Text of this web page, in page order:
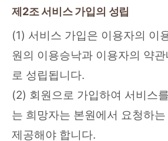
제2조 서비스 가입의 성립
(1) 서비스 가입은 이용자의 이
원의 이용승낙과 이용자의 약
로 성립됩니다.
(2) 회원으로 가입하여 서비스
는 희망자는 본원에서 요청하
제공해야 합니다.